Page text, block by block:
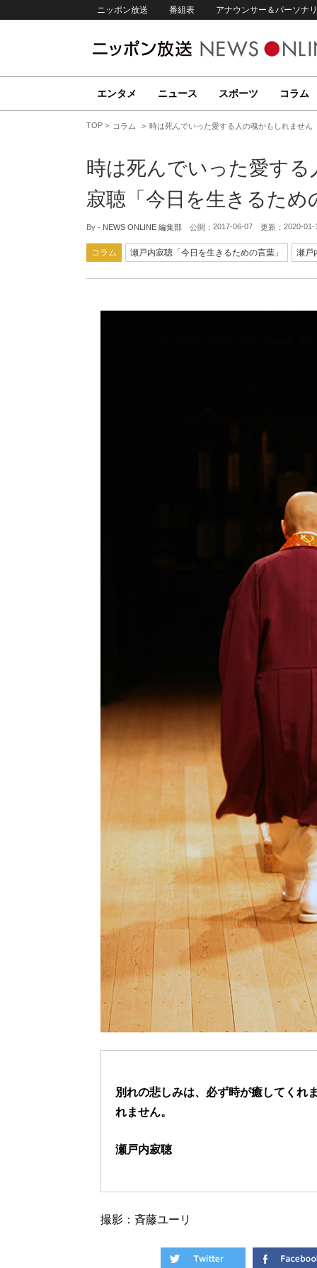
ニッポン放送 番組表 アナウンサー＆パーソナ
エンタメ ニュース スポーツ コラム
TOP コラム 時は死んでいった愛する人の魂かもしれませ
時は死んでいった愛す
寂聴「今日を生きるため
By - NEWS ONLINE 編集部 公開： 2017-06-07 更新： 2020-01-
コラム 瀬戸内寂聴「今日を生きるための言葉」 瀬戸
別れの悲しみは、必ず時が癒してくれ
れません。
瀬戸内寂聴
撮影：斉藤ユーリ